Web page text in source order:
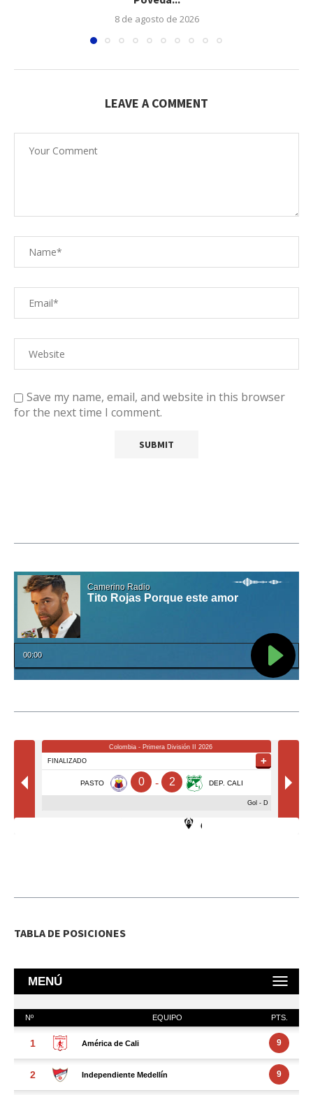
8 de agosto de 2026
LEAVE A COMMENT
Save my name, email, and website in this browser
for the next time I comment.
TABLA DE POSICIONES